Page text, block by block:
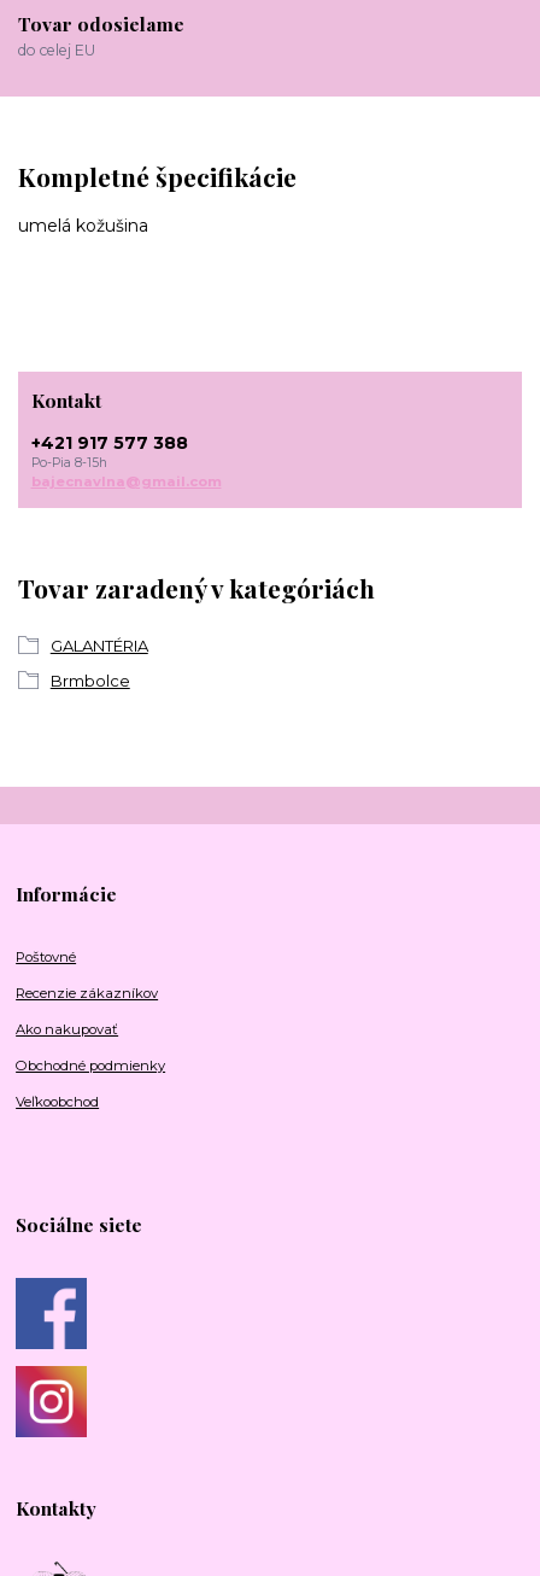
Tovar odosielame
do celej EU
Kompletné špecifikácie
umelá kožušina
Tovar zaradený v kategóriách
GALANTÉRIA
Brmbolce
Kontakt
+421 917 577 388
Po-Pia 8-15h
bajecnavlna@gmail.com
Informácie
Poštovné
Recenzie zákazníkov
Ako nakupovať
Obchodné podmienky
Veľkoobchod
Sociálne siete
Kontakty